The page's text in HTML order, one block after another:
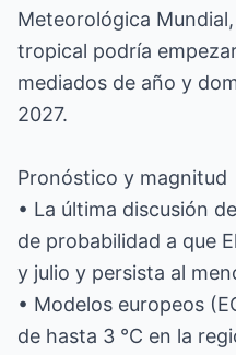
Meteorológica
tropical podría
mediados de año y
2027.
Pronóstico y magnitud
• La última discusión
de probabilidad a que
y julio y persista al
• Modelos europeos
de hasta 3 °C en la